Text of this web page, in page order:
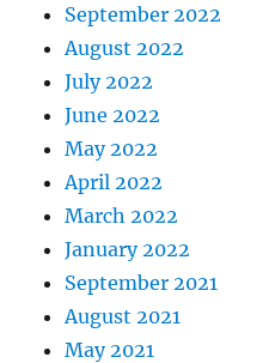
September 2022
August 2022
July 2022
June 2022
May 2022
April 2022
March 2022
January 2022
September 2021
August 2021
May 2021